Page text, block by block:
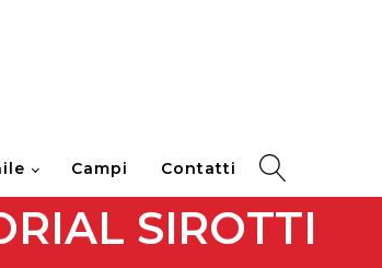
Campi Contatti
SIROTTI